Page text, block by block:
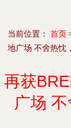
当前位置： 首页
地广场 不舍热忱
再获
广场